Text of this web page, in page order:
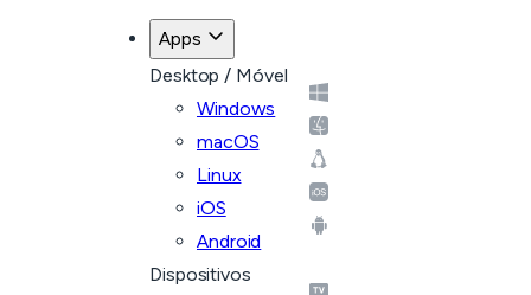
Apps
Desktop / Móvel
Windows
macOS
Linux
iOS
Android
Dispositivos